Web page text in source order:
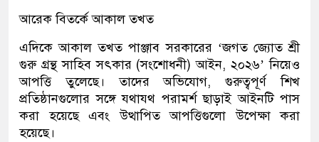
আরেক বিতর্কে আকাল তখত
এদিকে আকাল তখত পাঞ্জাব সরকারের ‘জগত জ্যোত শ্রী
গুরু গ্রন্থ সাহিব সৎকার (সংশোধনী) আইন, ২০২৬’ নিয়েও
আপত্তি তুলেছে। তাদের অভিযোগ, গুরুত্বপূর্ণ শিখ
প্রতিষ্ঠানগুলোর সঙ্গে যথাযথ পরামর্শ ছাড়াই আইনটি পাস
করা হয়েছে এবং উত্থাপিত আপত্তিগুলো উপেক্ষা করা
হয়েছে।